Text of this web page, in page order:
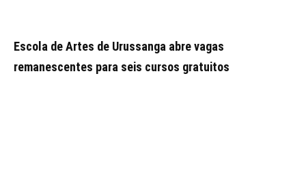
Escola de Artes de Urussanga abre vagas
remanescentes para seis cursos gratuitos